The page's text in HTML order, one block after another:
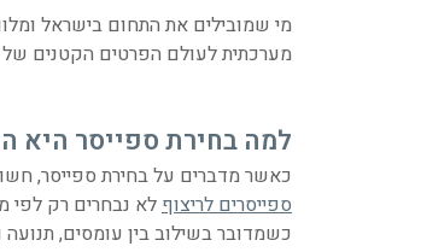
מערכתית לעולם הפרטים הקטנים של
למה בחירת ספייסר היא
כאשר מדברים על בחירת ספייסר,
ספייסרים לריצוףלא נבחרים רק לפי
כשמדובר בשילוב בין עומסים,